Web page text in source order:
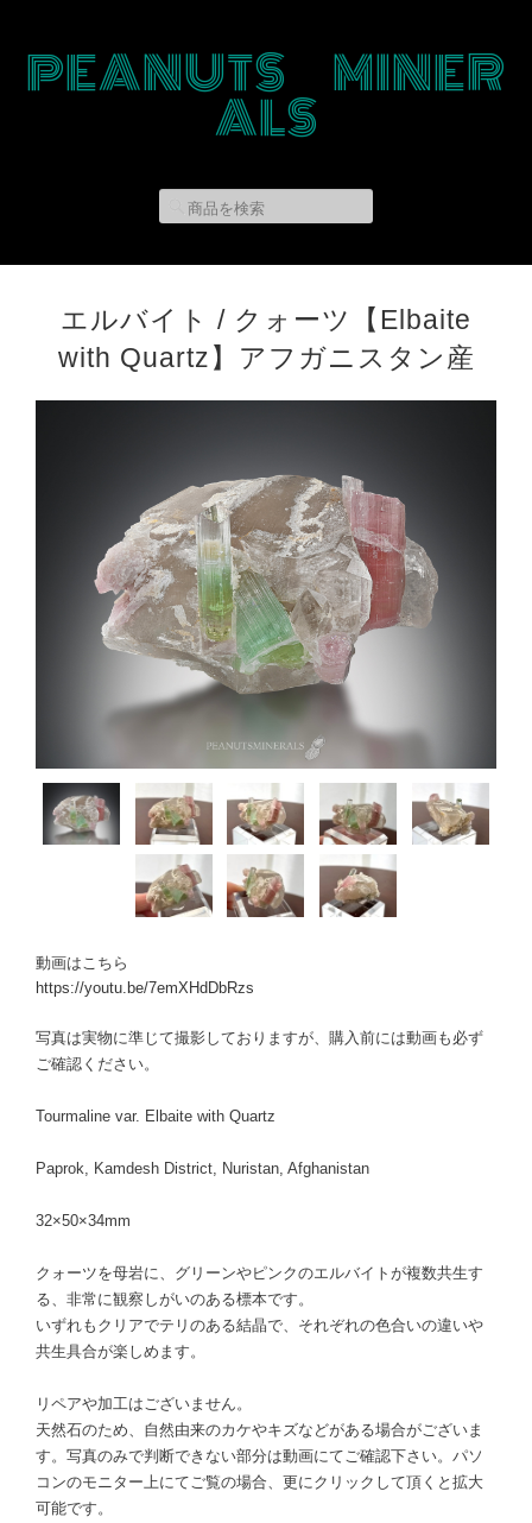
PEANUTS MINER
ALS
エルバイト / クォーツ【Elbaite
with Quartz】アフガニスタン産
動画はこちら
https://youtu.be/7emXHdDbRzs
写真は実物に準じて撮影しておりますが、購入前には動画も必ず
ご確認ください。
Tourmaline var. Elbaite with Quartz
Paprok, Kamdesh District, Nuristan, Afghanistan
32×50×34mm
クォーツを母岩に、グリーンやピンクのエルバイトが複数共生す
る、非常に観察しがいのある標本です。
いずれもクリアでテリのある結晶で、それぞれの色合いの違いや
共生具合が楽しめます。
リペアや加工はございません。
天然石のため、自然由来のカケやキズなどがある場合がございま
す。写真のみで判断できない部分は動画にてご確認下さい。パソ
コンのモニター上にてご覧の場合、更にクリックして頂くと拡大
可能です。